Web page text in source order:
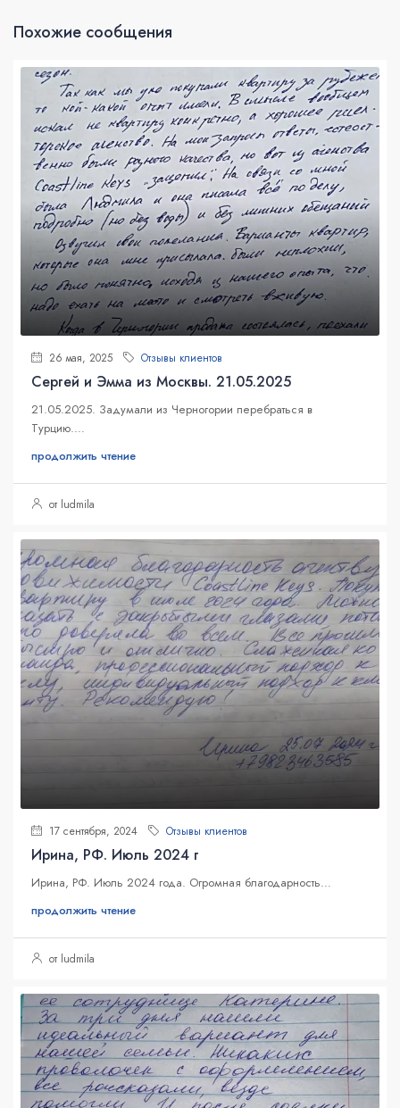
Похожие сообщения
26 мая, 2025 Отзывы клиентов
Сергей и Эмма из Москвы. 21.05.2025
21.05.2025. Задумали из Черногории перебраться в
Турцию....
продолжить чтение
от ludmila
17 сентября, 2024 Отзывы клиентов
Ирина, РФ. Июль 2024 г
Ирина, РФ. Июль 2024 года. Огромная благодарность...
продолжить чтение
от ludmila